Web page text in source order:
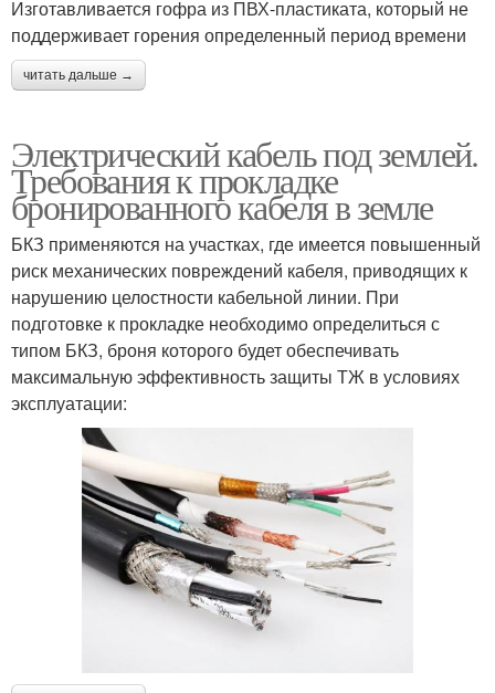
Изготавливается гофра из ПВХ-пластиката, который не
поддерживает горения определенный период времени
читать дальше →
Электрический кабель под землей.
Требования к прокладке
бронированного кабеля в земле
БКЗ применяются на участках, где имеется повышенный
риск механических повреждений кабеля, приводящих к
нарушению целостности кабельной линии. При
подготовке к прокладке необходимо определиться с
типом БКЗ, броня которого будет обеспечивать
максимальную эффективность защиты ТЖ в условиях
эксплуатации: